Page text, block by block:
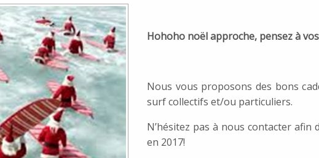
Hohoho noël approche, pensez à
Nous vous proposons des bons
surf collectifs et/ou particuliers.
N’hésitez pas à nous contacter afin
en 2017!